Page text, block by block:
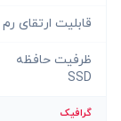
قابلیت ارتقای رم
ظرفیت حافظه
SSD
گرافیک